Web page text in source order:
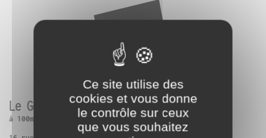
Le Générateur
à 100m de Paris 13ème
Ce site utilise des
cookies et vous donne
le contrôle sur ceux
que vous souhaitez